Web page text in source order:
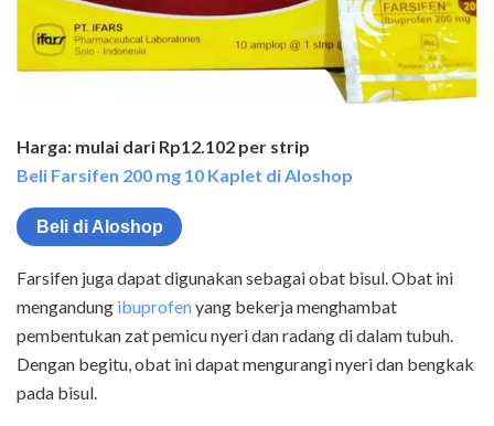
Harga: mulai dari Rp12.102 per strip
Beli Farsifen 200 mg 10 Kaplet di Aloshop
Beli di Aloshop
Farsifen juga dapat digunakan sebagai obat bisul. Obat ini
mengandung ibuprofenyang bekerja menghambat
pembentukan zat pemicu nyeri dan radang di dalam tubuh.
Dengan begitu, obat ini dapat mengurangi nyeri dan bengkak
pada bisul.